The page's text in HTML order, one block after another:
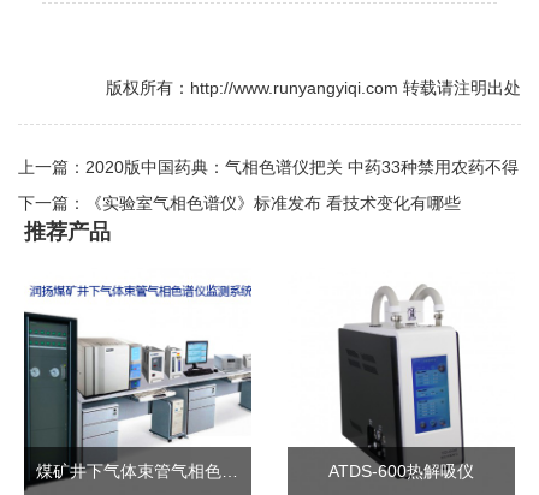
版权所有：http://www.runyangyiqi.com 转载请注明出处
上一篇：2020版中国药典：气相色谱仪把关 中药33种禁用农药不得
检出
下一篇：《实验室气相色谱仪》标准发布 看技术变化有哪些
推荐产品
ATDS-600热解吸仪